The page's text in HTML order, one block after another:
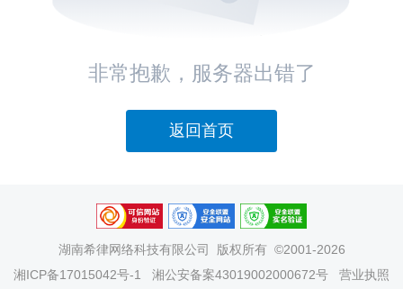
非常抱歉，服务器出错了
返回首页
湖南希律网络科技有限公司
版权所有 ©2001-2026
湘ICP备17015042号-1
湘公安备案43019002000672号
营业执照